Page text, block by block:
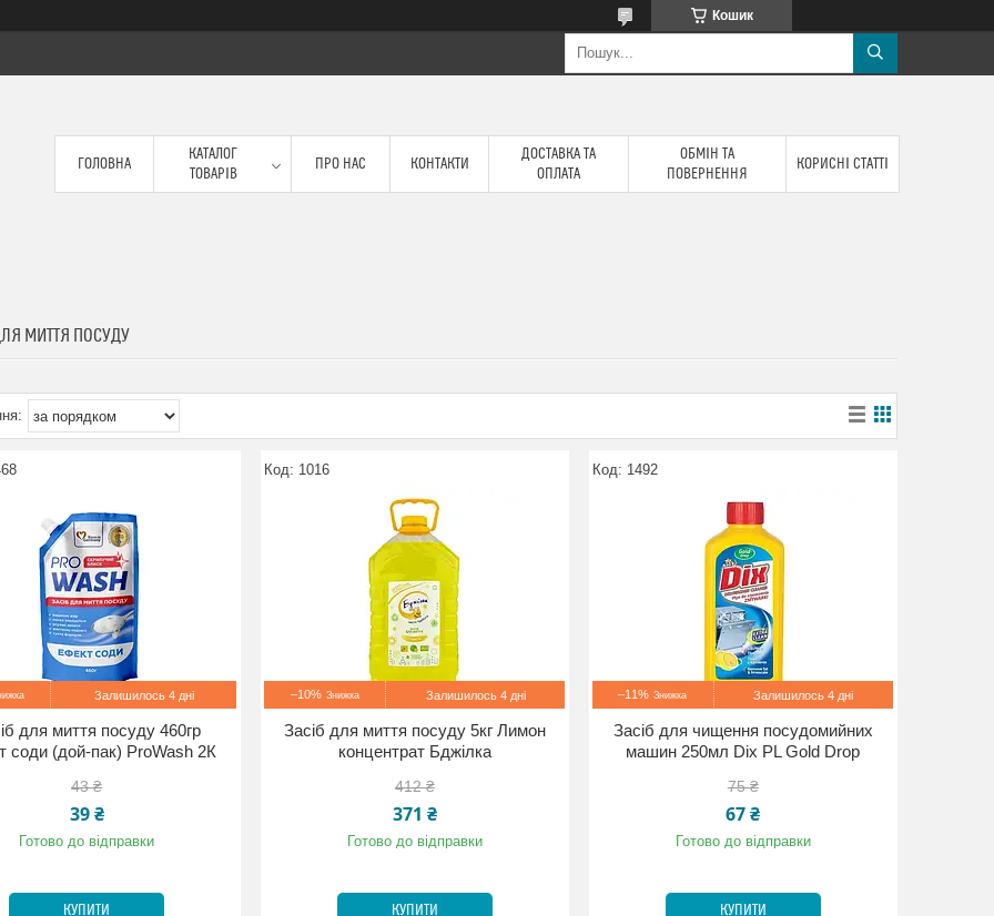
Кошик
ГОЛОВНА
КАТАЛОГ
ТОВАРІВ
ПРО НАС КОНТАКТИ
ДОСТАВКА ТА
ОПЛАТА
ОБМІН ТА
ПОВЕРНЕННЯ
КОРИСНІ СТАТТІ
МИТТЯ ПОСУДУ
Залишилось 4 дні
для миття посуду 460гр
соди (дой-пак) ProWash 2К
43 ₴
39 ₴
Готово до відправки
КУПИТИ
1016
–10% Залишилось 4 дні
Засіб для миття посуду 5кг Лимон
концентрат Бджілка
412 ₴
371 ₴
Готово до відправки
КУПИТИ
1492
–11% Залишилось 4 дні
Засіб для чищення посудомийних
машин 250мл Dix PL Gold Drop
75 ₴
67 ₴
Готово до відправки
КУПИТИ